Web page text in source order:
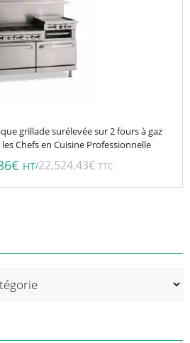
grillade surélevée sur 2 fours à gaz
Chefs en Cuisine Professionnelle
€ HT/22,524.43€ TTC